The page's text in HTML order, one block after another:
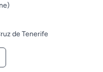
de Tenerife